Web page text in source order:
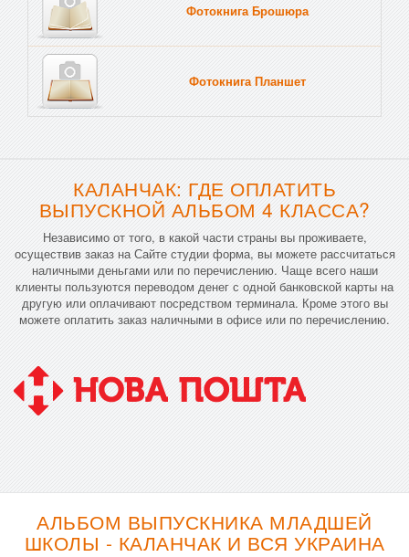
Фотокнига Брошюра
Фотокнига Планшет
КАЛАНЧАК: ГДЕ ОПЛАТИТЬ
ВЫПУСКНОЙ АЛЬБОМ 4 КЛАССА?
Независимо от того, в какой части страны вы проживаете,
осуществив заказ на Сайте студии форма, вы можете рассчитаться
наличными деньгами или по перечислению. Чаще всего наши
клиенты пользуются переводом денег с одной банковской карты на
другую или оплачивают посредством терминала. Кроме этого вы
можете оплатить заказ наличными в офисе или по перечислению.
АЛЬБОМ ВЫПУСКНИКА МЛАДШЕЙ
ШКОЛЫ - КАЛАНЧАК И ВСЯ УКРАИНА